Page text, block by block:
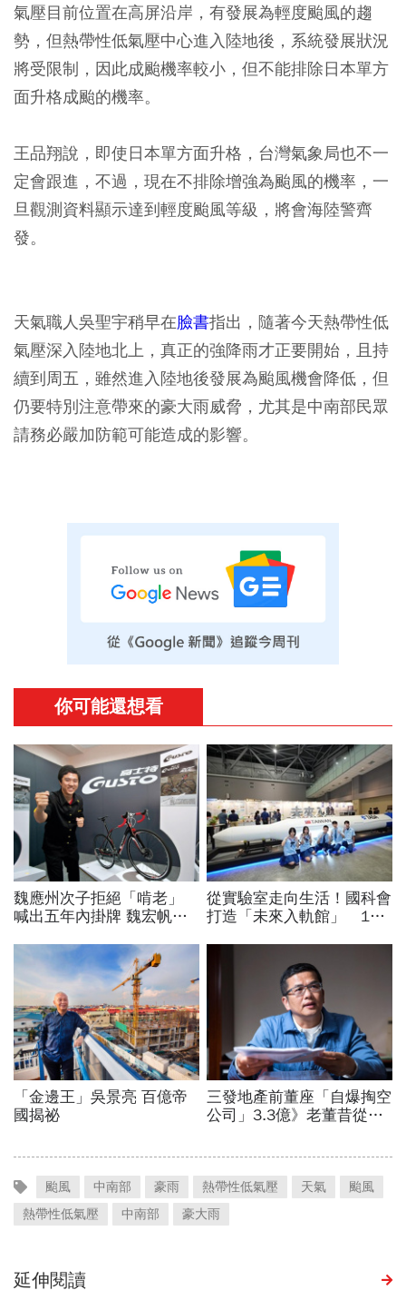
氣壓目前位置在高屏沿岸，有發展為輕度颱風的趨
勢，但熱帶性低氣壓中心進入陸地後，系統發展狀況
將受限制，因此成颱機率較小，但不能排除日本單方
面升格成颱的機率。
王品翔說，即使日本單方面升格，台灣氣象局也不一
定會跟進，不過，現在不排除增強為颱風的機率，一
旦觀測資料顯示達到輕度颱風等級，將會海陸警齊
發。
天氣職人吳聖宇稍早在臉書指出，隨著今天熱帶性低
氣壓深入陸地北上，真正的強降雨才正要開始，且持
續到周五，雖然進入陸地後發展為颱風機會降低，但
仍要特別注意帶來的豪大雨威脅，尤其是中南部民眾
請務必嚴加防範可能造成的影響。
颱風 中南部 豪雨 熱帶性低氣壓 天氣
颱風
熱帶性低氣壓
中南部 豪大雨
延伸閱讀